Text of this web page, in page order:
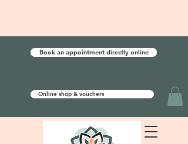
Book an appointment directly online
Online shop & vouchers